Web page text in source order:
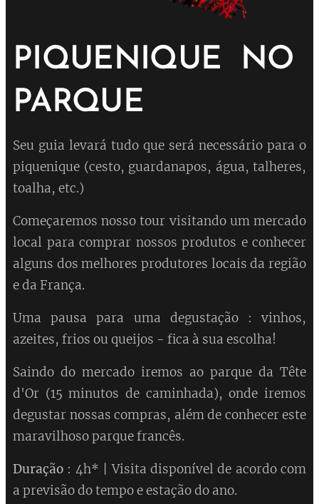
PIQUENIQUE NO
PARQUE
Seu guia levará tudo que será necessário para o
piquenique (cesto, guardanapos, água, talheres,
toalha, etc.)
Começaremos nosso tour visitando um mercado
local para comprar nossos produtos e conhecer
alguns dos melhores produtores locais da região
e da França.
Uma pausa para uma degustação : vinhos,
azeites, frios ou queijos - fica à sua escolha!
Saindo do mercado iremos ao parque da Tête
d'Or (15 minutos de caminhada), onde iremos
degustar nossas compras, além de conhecer este
maravilhoso parque francês.
Duração : 4h* | Visita disponível de acordo com
a previsão do tempo e estação do ano.